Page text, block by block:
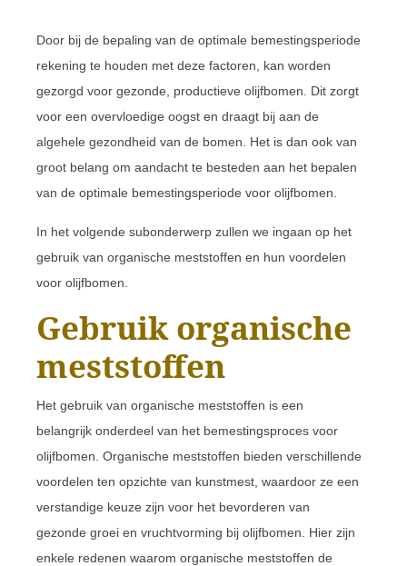
Door bij de bepaling van de optimale bemestingsperiode
rekening te houden met deze factoren, kan worden
gezorgd voor gezonde, productieve olijfbomen. Dit zorgt
voor een overvloedige oogst en draagt bij aan de
algehele gezondheid van de bomen. Het is dan ook van
groot belang om aandacht te besteden aan het bepalen
van de optimale bemestingsperiode voor olijfbomen.
In het volgende subonderwerp zullen we ingaan op het
gebruik van organische meststoffen en hun voordelen
voor olijfbomen.
Gebruik organische
meststoffen
Het gebruik van organische meststoffen is een
belangrijk onderdeel van het bemestingsproces voor
olijfbomen. Organische meststoffen bieden verschillende
voordelen ten opzichte van kunstmest, waardoor ze een
verstandige keuze zijn voor het bevorderen van
gezonde groei en vruchtvorming bij olijfbomen. Hier zijn
enkele redenen waarom organische meststoffen de